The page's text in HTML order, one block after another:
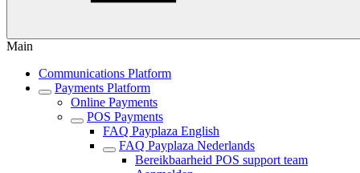
Main
Communications Platform
Payments Platform
Online Payments
POS Payments
FAQ Payplaza English
FAQ Payplaza Nederlands
Bereikbaarheid POS support team